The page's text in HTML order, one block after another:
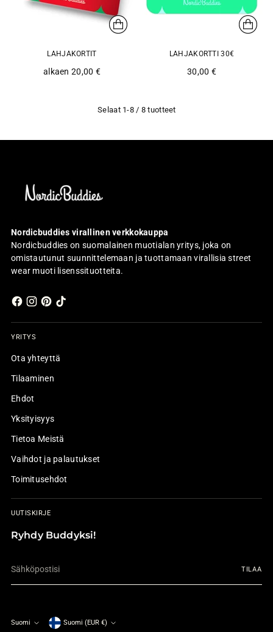
LAHJAKORTIT
alkaen 20,00 €
LAHJAKORTTI 30€
30,00 €
Selaat 1-8 / 8 tuotteet
Nordicbuddies virallinen verkkokauppa
Nordicbuddies on suomalainen muotialan yritys, joka on
omistautunut suunnittelemaan ja tuottamaan virallisia street
wear muoti lisenssituotteita.
YRITYS
Ota yhteyttä
Tilaaminen
Ehdot
Yksityisyys
Tietoa Meistä
Vaihdot ja palautukset
Toimitusehdot
UUTISKIRJE
Ryhdy Buddyksi!
TILAA
Suomi Suomi (EUR €)